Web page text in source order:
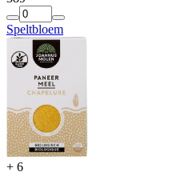
Speltbloem
+ 6